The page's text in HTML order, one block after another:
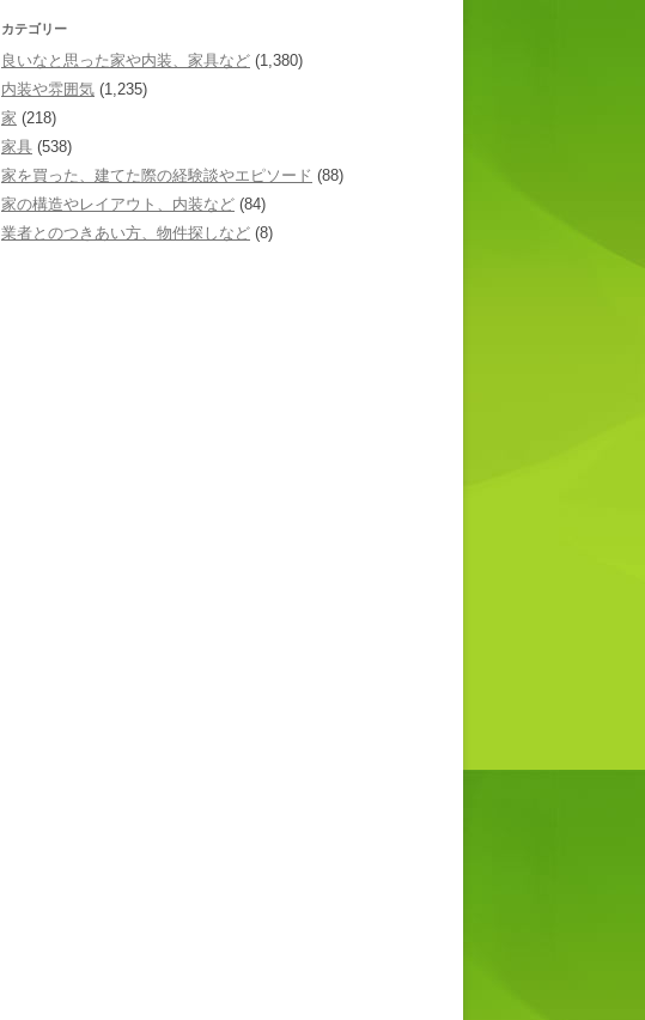
カテゴリー
良いなと思った家や内装、家具など (1,380)
内装や雰囲気 (1,235)
家 (218)
家具 (538)
家を買った、建てた際の経験談やエピソード (88)
家の構造やレイアウト、内装など (84)
業者とのつきあい方、物件探しなど (8)